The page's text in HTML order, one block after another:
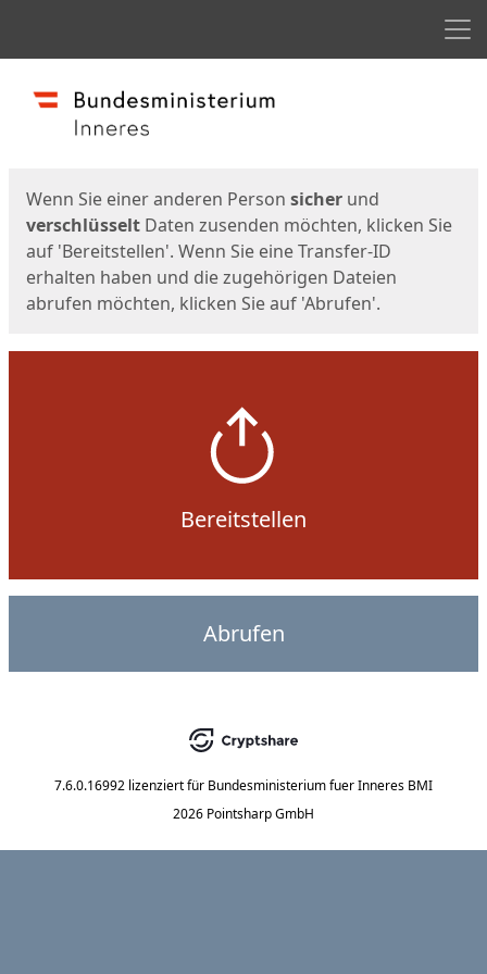
Start
Wenn Sie einer anderen Person sicher und
verschlüsselt Daten zusenden möchten, klicken Sie
auf 'Bereitstellen'. Wenn Sie eine Transfer-ID
erhalten haben und die zugehörigen Dateien
abrufen möchten, klicken Sie auf 'Abrufen'.
Bereitstellen
Abrufen
7.6.0.16992 lizenziert für Bundesministerium fuer Inneres BMI
2026 Pointsharp GmbH